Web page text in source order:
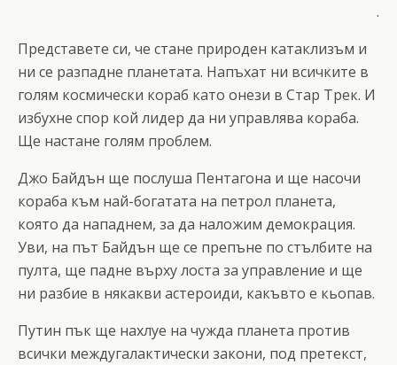
.
Представете си, че стане природен катаклизъм и
ни се разпадне планетата. Напъхат ни всичките в
голям космически кораб като онези в Стар Трек. И
избухне спор кой лидер да ни управлява кораба.
Ще настане голям проблем.
Джо Байдън ще послуша Пентагона и ще насочи
кораба към най-богатата на петрол планета,
която да нападнем, за да наложим демокрация.
Уви, на път Байдън ще се препъне по стълбите на
пулта, ще падне върху лоста за управление и ще
ни разбие в някакви астероиди, какъвто е кьопав.
Путин пък ще нахлуе на чужда планета против
всички междугалактически закони, под претекст,